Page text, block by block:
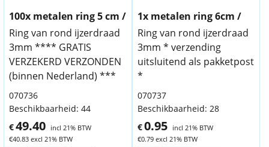
100x metalen ring 5 cm /
Ring van rond ijzerdraad
3mm **** GRATIS
VERZEKERD VERZONDEN
(binnen Nederland) ***
€49.40 incl 21% BTW
€40.83 excl 21% BTW
070736
Beschikbaarheid: 44
1x metalen ring 6cm /
Ring van rond ijzerdraad
3mm * verzending
uitsluitend als pakketpost
*
€0.95
incl 21% BTW
€0.79 excl 21% BTW
070737
Beschikbaarheid: 28